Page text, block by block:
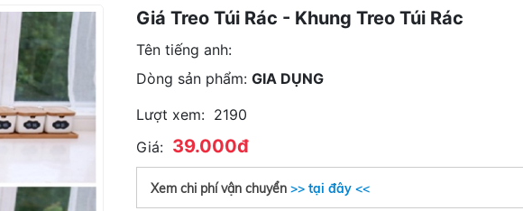
Giá Treo Túi Rác - Khung Treo Túi Rác
Tên tiếng anh:
Dòng sản phẩm: GIA DỤNG
Lượt xem: 2190
Giá: 39.000đ
Xem chi phí vận chuyển >> tại đây <<